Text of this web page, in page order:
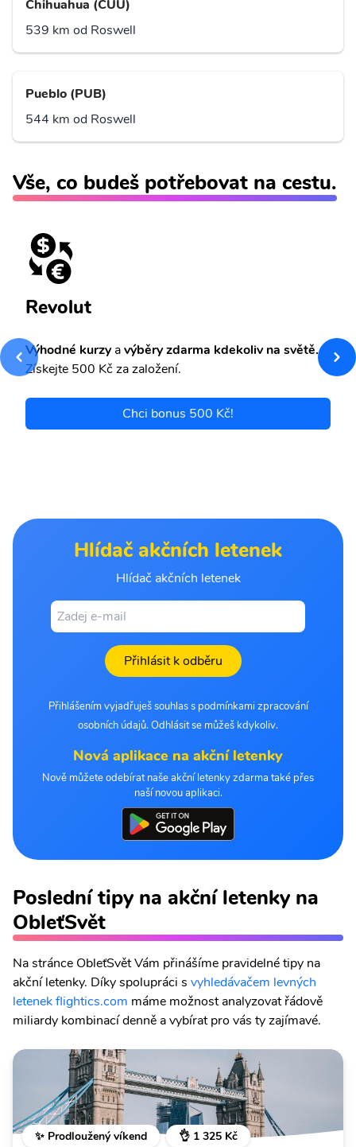
Chihuahua (CUU)
539 km od Roswell
Pueblo (PUB)
544 km od Roswell
Vše, co budeš potřebovat na cestu.
Revolut
Výhodné kurzyavýběry zdarma kdekoliv na světě.
Získejte 500 Kč za založení.
Chci bonus 500 Kč!
Hlídač akčních letenek
Hlídač akčních letenek
Přihlásit k odběru
Přihlášením vyjadřuješ souhlas s podmínkami zpracování
osobních údajů. Odhlásit se můžeš kdykoliv.
Nová aplikace na akční letenky
Nově můžete odebírat naše akční letenky zdarma také přes
naší novou aplikaci.
Poslední tipy na akční letenky na
ObleťSvět
Na stránce ObleťSvět Vám přinášíme pravidelné tipy na
akční letenky. Díky spolupráci s vyhledávačem levných
letenek flightics.com máme možnost analyzovat řádově
miliardy kombinací denně a vybírat pro vás ty zajímavé.
✨ Prodloužený víkend 👌 1 325 Kč